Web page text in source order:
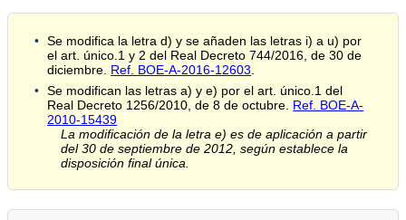
Se modifica la letra d) y se añaden las letras i) a u) por
el art. único.1 y 2 del Real Decreto 744/2016, de 30 de
diciembre. Ref. BOE-A-2016-12603
Se modifican las letras a) y e) por el art. único.1 del
Real Decreto 1256/2010, de 8 de octubre. Ref. BOE-A-
2010-15439
La modificación de la letra e) es de aplicación a partir
del 30 de septiembre de 2012, según establece la
disposición final única.